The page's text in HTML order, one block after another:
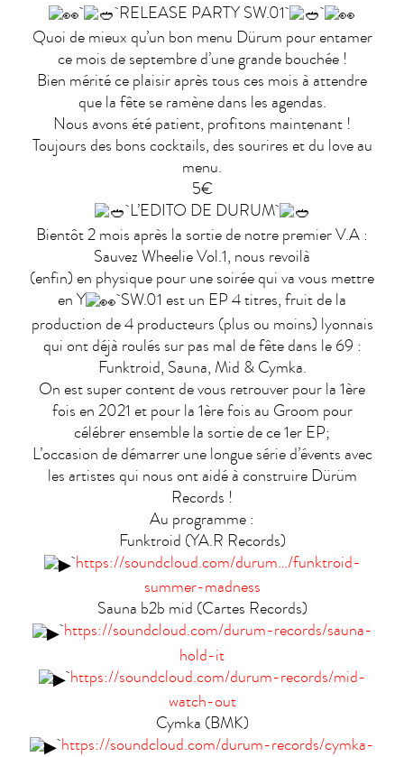
RELEASE PARTY SW.01
Quoi de mieux qu’un bon menu Dürum pour entamer
ce mois de septembre d’une grande bouchée !
Bien mérité ce plaisir après tous ces mois à attendre
que la fête se ramène dans les agendas.
Nous avons été patient, profitons maintenant !
Toujours des bons cocktails, des sourires et du love au
menu.
5€
L’EDITO DE DURUM
Bientôt 2 mois après la sortie de notre premier V.A :
Sauvez Wheelie Vol.1, nous revoilà
(enfin) en physique pour une soirée qui va vous mettre
en Y
SW.01 est un EP 4 titres, fruit de la
production de 4 producteurs (plus ou moins) lyonnais
qui ont déjà roulés sur pas mal de fête dans le 69 :
Funktroid, Sauna, Mid & Cymka.
On est super content de vous retrouver pour la 1ère
fois en 2021 et pour la 1ère fois au Groom pour
célébrer ensemble la sortie de ce 1er EP;
L’occasion de démarrer une longue série d’évents avec
les artistes qui nous ont aidé à construire Dürüm
Records !
Au programme :
Funktroid (YA.R Records)
https://soundcloud.com/durum…/funktroid-
summer-madness
Sauna b2b mid (Cartes Records)
https://soundcloud.com/durum-records/sauna-
hold-it
https://soundcloud.com/durum-records/mid-
watch-out
Cymka (BMK)
https://soundcloud.com/durum-records/cymka-